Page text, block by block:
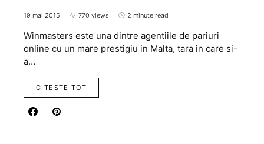
19 mai 2015 770 views 2 minute read
Winmasters este una dintre agentiile de pariuri
online cu un mare prestigiu in Malta, tara in care si-
a…
CITESTE TOT